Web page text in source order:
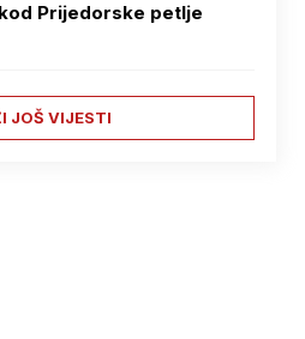
Prijedorske petlje
JOŠ VIJESTI